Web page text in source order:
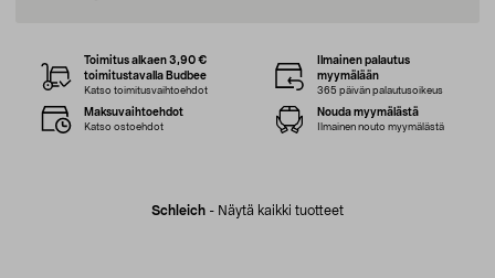
Schleich - Näytä kaikki tuotteet
Toimitus alkaen 3,90 €
toimitustavalla Budbee
Katso toimitusvaihtoehdot
Ilmainen palautus
myymälään
365 päivän palautusoikeus
Maksuvaihtoehdot
Katso ostoehdot
Nouda myymälästä
Ilmainen nouto myymälästä